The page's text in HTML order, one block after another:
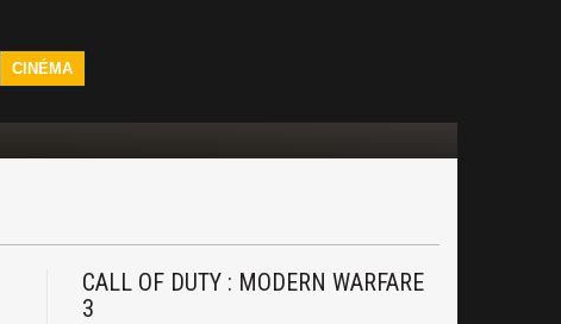
CINÉMA
CALL OF DUTY : MODERN WARFARE
3